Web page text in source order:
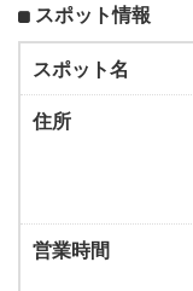
スポット情報
スポット名
住所
営業時間